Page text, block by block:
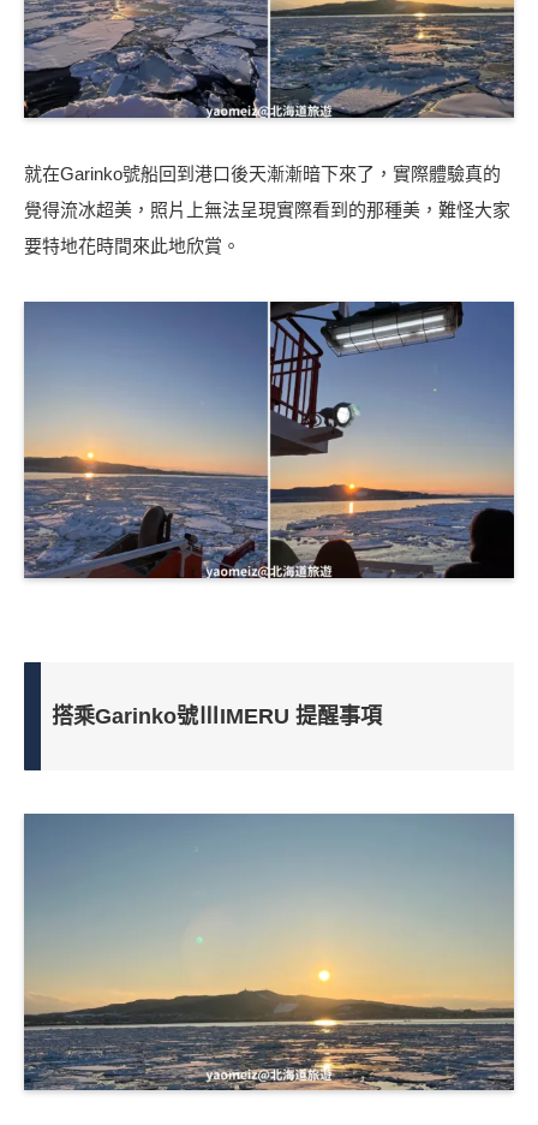
就在Garinko號船回到港口後天漸漸暗下來了，實際體驗真的
覺得流冰超美，照片上無法呈現實際看到的那種美，難怪大家
要特地花時間來此地欣賞。
搭乘Garinko號ⅢIMERU 提醒事項